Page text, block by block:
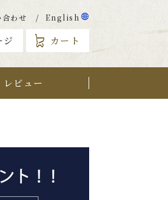
合わせ English
ジ カート
レビュー